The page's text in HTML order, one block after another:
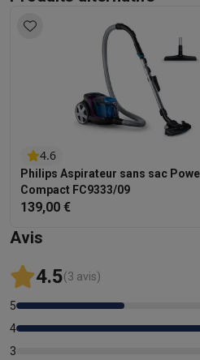
• Type de tube: Tube
• Type de roue: Caoutchouc
4.6
Philips Aspirateur sans sac
Compact FC9333/09
139,00 €
Avis
4.5(3 avis)
5
4
3